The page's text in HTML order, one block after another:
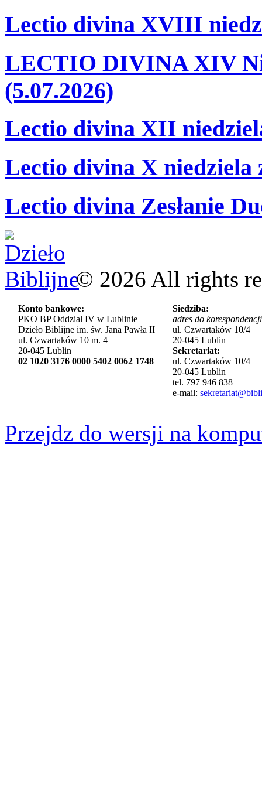
Lectio divina XVIII
LECTIO DIVINA XIV
(5.07.2026)
Lectio divina XII
Lectio divina X niedziela
Lectio divina Zesłanie
© 2026 All rights
Konto bankowe:
PKO BP Oddział IV w Lublinie
Dzieło Biblijne im. św. Jana Pawła II
ul. Czwartaków 10 m. 4
20-045 Lublin
02 1020 3176 0000 5402 0062 1748
Siedziba:
adres do
ul. Czwartaków 10/4
20-045 Lublin
Sekretariat:
ul. Czwartaków 10/4
20-045 Lublin
tel. 797 946 838
e-mail:
Przejdz do wersji na